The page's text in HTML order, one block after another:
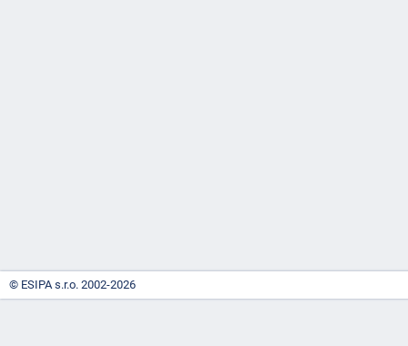
© ESIPA s.r.o. 2002-2026